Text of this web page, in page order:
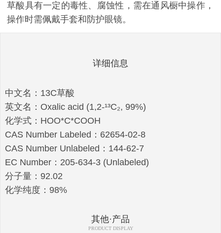
草酸具有一定的毒性、腐蚀性，需在通风橱中操作，
操作时需佩戴手套和防护眼镜。
详细信息
中文名：13C草酸
英文名：Oxalic acid (1,2-¹³C₂, 99%)
化学式：HOO*C*COOH
CAS Number Labeled：62654-02-8
CAS Number Unlabeled：144-62-7
EC Number：205-634-3 (Unlabeled)
分子量：92.02
化学纯度：98%
其他·产品
PRODUCT DISPLAY